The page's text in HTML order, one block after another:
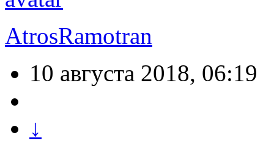
AtrosRamotran
10 августа 2018, 06:19
↓